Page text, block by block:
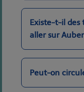
Existe-t-il des
aller sur
Peut-on